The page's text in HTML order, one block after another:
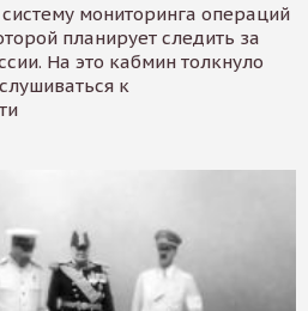
мониторинга операций
планирует следить за
На это кабмин толкнуло
к